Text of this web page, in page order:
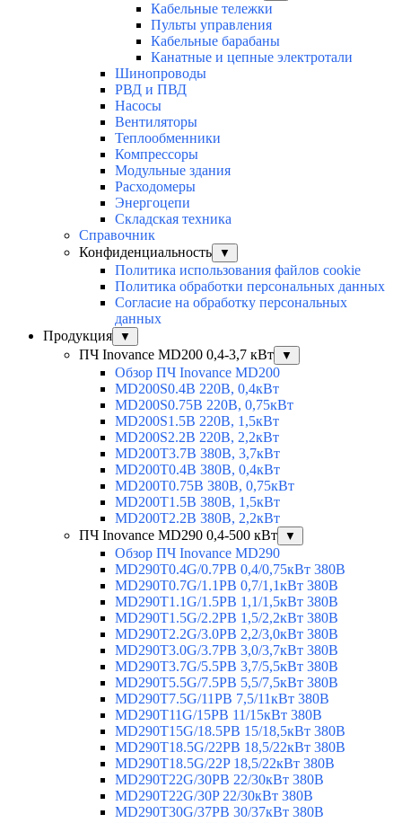
Кабельные тележки
Пульты управления
Кабельные барабаны
Канатные и цепные электротали
Шинопроводы
РВД и ПВД
Насосы
Вентиляторы
Теплообменники
Компрессоры
Модульные здания
Расходомеры
Энергоцепи
Складская техника
Справочник
Конфиденциальность
▼
Политика использования файлов cookie
Политика обработки персональных данных
Согласие на обработку персональных
данных
Продукция
▼
ПЧ Inovance MD200 0,4-3,7 кВт ▼
Обзор ПЧ Inovance MD200
MD200S0.4B 220В, 0,4кВт
MD200S0.75B 220В, 0,75кВт
MD200S1.5B 220В, 1,5кВт
MD200S2.2B 220В, 2,2кВт
MD200T3.7B 380В, 3,7кВт
MD200T0.4B 380В, 0,4кВт
MD200T0.75B 380В, 0,75кВт
MD200T1.5B 380В, 1,5кВт
MD200T2.2B 380В, 2,2кВт
ПЧ Inovance MD290 0,4-500 кВт
▼
Обзор ПЧ Inovance MD290
MD290T0.4G/0.7PB 0,4/0,75кВт 380В
MD290T0.7G/1.1PB 0,7/1,1кВт 380В
MD290T1.1G/1.5PB 1,1/1,5кВт 380В
MD290T1.5G/2.2PB 1,5/2,2кВт 380В
MD290T2.2G/3.0PB 2,2/3,0кВт 380В
MD290T3.0G/3.7PB 3,0/3,7кВт 380В
MD290T3.7G/5.5PB 3,7/5,5кВт 380В
MD290T5.5G/7.5PB 5,5/7,5кВт 380В
MD290T7.5G/11PB 7,5/11кВт 380В
MD290T11G/15PB 11/15кВт 380В
MD290T15G/18.5PB 15/18,5кВт 380В
MD290T18.5G/22PB 18,5/22кВт 380В
MD290T18.5G/22P 18,5/22кВт 380В
MD290T22G/30PB 22/30кВт 380В
MD290T22G/30P 22/30кВт 380В
MD290T30G/37PB 30/37кВт 380В